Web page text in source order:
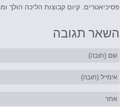
פסיכיאטרים. קיום קבוצות הליכה הולך
השאר תגובה